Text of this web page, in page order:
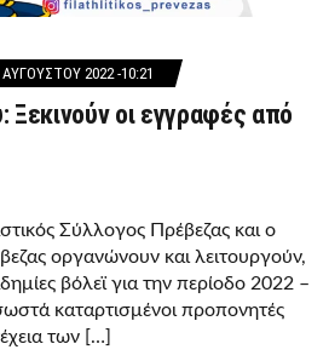
2022 -10:21
Ξεκινούν οι εγγραφές από
Σύλλογος Πρέβεζας και ο
οργανώνουν και λειτουργούν,
βόλεϊ για την περίοδο 2022 –
καταρτισμένοι προπονητές
των […]